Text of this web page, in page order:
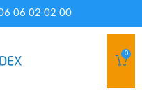
06 02 02 00
0